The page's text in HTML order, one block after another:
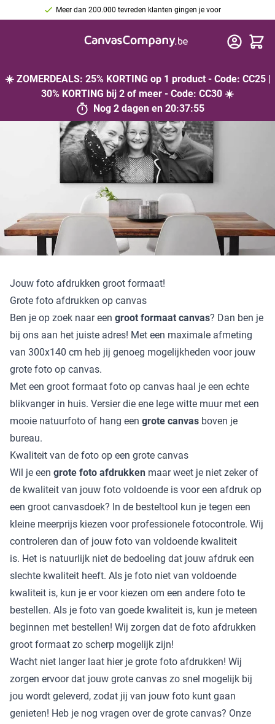
Meer dan 200.000 tevreden klanten gingen je voor
Cart
☀️ ZOMERDEALS: 25% KORTING op 1 product - Code: CC25 |
30% KORTING bij 2 of meer - Code: CC30 ☀️
Nog 2 dagen en 20:37:55
Jouw foto afdrukken groot formaat!
Grote foto afdrukken op canvas
Ben je op zoek naar een groot formaat canvas? Dan ben je
bij ons aan het juiste adres! Met een maximale afmeting
van 300x140 cm heb jij genoeg mogelijkheden voor jouw
grote foto op canvas.
Met een groot formaat foto op canvas haal je een echte
blikvanger in huis. Versier die ene lege witte muur met een
mooie natuurfoto of hang een grote canvas boven je
bureau.
Kwaliteit van de foto op een grote canvas
Wil je een grote foto afdrukken maar weet je niet zeker of
de kwaliteit van jouw foto voldoende is voor een afdruk op
een groot canvasdoek? In de besteltool kun je tegen een
kleine meerprijs kiezen voor professionele fotocontrole. Wij
controleren dan of jouw foto van voldoende kwaliteit
is. Het is natuurlijk niet de bedoeling dat jouw afdruk een
slechte kwaliteit heeft. Als je foto niet van voldoende
kwaliteit is, kun je er voor kiezen om een andere foto te
bestellen. Als je foto van goede kwaliteit is, kun je meteen
beginnen met bestellen! Wij zorgen dat de foto afdrukken
groot formaat zo scherp mogelijk zijn!
Wacht niet langer laat hier je grote foto afdrukken! Wij
zorgen ervoor dat jouw grote canvas zo snel mogelijk bij
jou wordt geleverd, zodat jij van jouw foto kunt gaan
genieten! Heb je nog vragen over de grote canvas? Onze